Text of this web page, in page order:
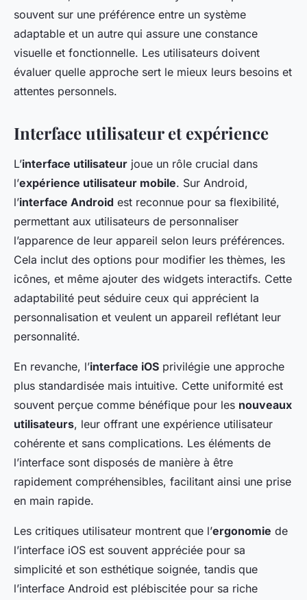
souvent sur une préférence entre un système
adaptable et un autre qui assure une constance
visuelle et fonctionnelle. Les utilisateurs doivent
évaluer quelle approche sert le mieux leurs besoins et
attentes personnels.
Interface utilisateur et expérience
L’interface utilisateur joue un rôle crucial dans
l’expérience utilisateur mobile. Sur Android,
l’interface Android est reconnue pour sa flexibilité,
permettant aux utilisateurs de personnaliser
l’apparence de leur appareil selon leurs préférences.
Cela inclut des options pour modifier les thèmes, les
icônes, et même ajouter des widgets interactifs. Cette
adaptabilité peut séduire ceux qui apprécient la
personnalisation et veulent un appareil reflétant leur
personnalité.
En revanche, l’interface iOS privilégie une approche
plus standardisée mais intuitive. Cette uniformité est
souvent perçue comme bénéfique pour les nouveaux
utilisateurs, leur offrant une expérience utilisateur
cohérente et sans complications. Les éléments de
l’interface sont disposés de manière à être
rapidement compréhensibles, facilitant ainsi une prise
en main rapide.
Les critiques utilisateur montrent que l’ergonomie de
l’interface iOS est souvent appréciée pour sa
simplicité et son esthétique soignée, tandis que
l’interface Android est plébiscitée pour sa riche